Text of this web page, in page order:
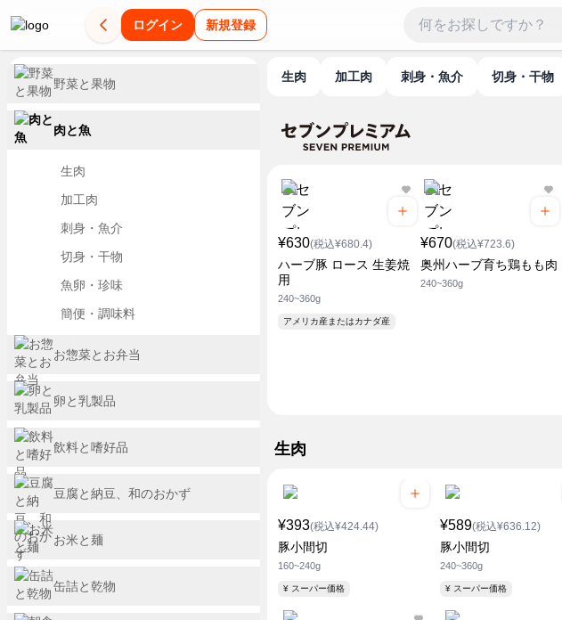
ログイン 新規登録
生肉 加工肉 刺身・魚介 切身・干物
¥630(税込¥680.4)
ハーブ豚 ロース 生姜焼
用
240~360g
アメリカ産またはカナダ産
¥670(税込¥723.6)
奥州ハーブ育ち鶏もも肉
240~360g
生肉
¥393(税込¥424.44)
豚小間切
160~240g
¥ スーパー価格
¥589(税込¥636.12)
豚小間切
240~360g
¥ スーパー価格
野菜と果物
肉と魚
生肉
加工肉
刺身・魚介
切身・干物
魚卵・珍味
簡便・調味料
お惣菜とお弁当
卵と乳製品
飲料と嗜好品
豆腐と納豆、和のおかず
お米と麺
缶詰と乾物